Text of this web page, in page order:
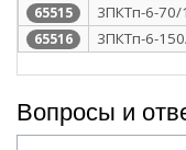
65515 3ПКТп-6-70/
65516 3ПКТп-6-
Вопросы и